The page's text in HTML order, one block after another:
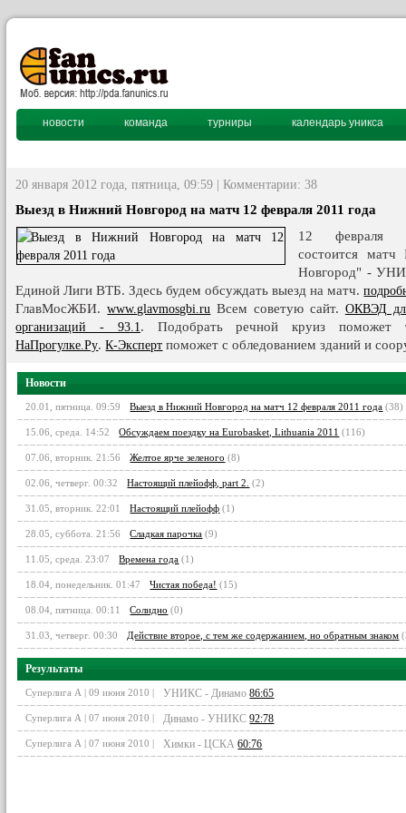
новости команда турниры календарь уникса
20 января 2012 года, пятница, 09:59 | Комментарии: 38
Выезд в Нижний Новгород на матч 12 февраля 2011 года
12 февраля
состоится
Новгород" -
Единой Лиги ВТБ. Здесь будем обсуждать выезд на матч.
ГлавМосЖБИ.www.glavmosgbi.ru Всем советую сайт. ОКВЭД
организаций - 93.1. Подобрать речной круиз поможет
НаПрогулке.Ру.К-Эксперт поможет с обледованием зданий и
Новости
20.01, пятница. 09:59 Выезд в Нижний Новгород на матч 12 февраля 2011 года (38)
15.06, среда. 14:52 Обсуждаем поездку на Eurobasket, Lithuania 2011 (116)
07.06, вторник. 21:56 Желтое ярче зеленого (8)
02.06, четверг. 00:32 Настоящий плейофф, part 2. (2)
31.05, вторник. 22:01 Настоящий плейофф (1)
28.05, суббота. 21:56 Сладкая парочка (9)
11.05, среда. 23:07 Времена года (1)
18.04, понедельник. 01:47 Чистая победа! (15)
08.04, пятница. 00:11 Солидно (0)
31.03, четверг. 00:30 Действие второе, с тем же содержанием, но обратным знаком
Результаты
Суперлига А | 09 июня 2010 | УНИКС - Динамо86:65
Суперлига А | 07 июня 2010 | Динамо - УНИКС92:78
Суперлига А | 07 июня 2010 | Химки - ЦСКА60:76